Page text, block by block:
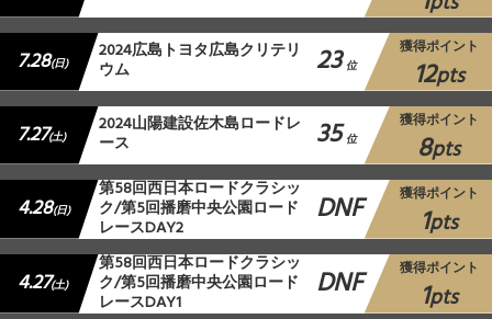
7.28(日) 2024広島トヨタ広島クリテリ
ウム 23 位
獲得ポイント
12pts
7.27(土) 2024山陽建設佐木島ロードレ
ース 35 位
獲得ポイント
8pts
4.28(日)
第58回西日本ロードクラシッ
ク/第5回播磨中央公園ロード
レースDAY2 DNF 獲得ポイント
1pts
4.27(土)
第58回西日本ロードクラシッ
ク/第5回播磨中央公園ロード
レースDAY1 DNF 獲得ポイント
1pts